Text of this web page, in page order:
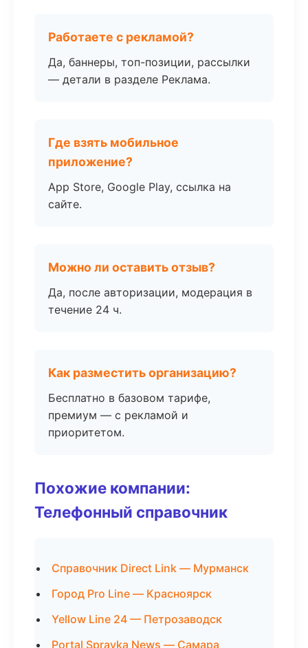
Работаете с рекламой?
Да, баннеры, топ-позиции, рассылки
— детали в разделе Реклама.
Где взять мобильное
приложение?
App Store, Google Play, ссылка на
сайте.
Можно ли оставить отзыв?
Да, после авторизации, модерация в
течение 24 ч.
Как разместить организацию?
Бесплатно в базовом тарифе,
премиум — с рекламой и
приоритетом.
Похожие компании:
Телефонный справочник
Справочник Direct Link — Мурманск
Город Pro Line — Красноярск
Yellow Line 24 — Петрозаводск
Portal Spravka News — Самара